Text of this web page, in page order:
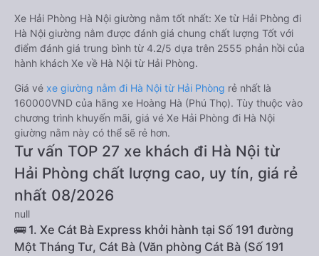
Xe Hải Phòng Hà Nội giường nằm tốt nhất: Xe từ Hải Phòng đi
Hà Nội giường nằm được đánh giá chung chất lượng Tốt với
điểm đánh giá trung bình từ 4.2/5 dựa trên 2555 phản hồi của
hành khách Xe về Hà Nội từ Hải Phòng.
Giá vé xe giường nằm đi Hà Nội từ Hải Phòng rẻ nhất là
160000VND của hãng xe Hoàng Hà (Phú Thọ). Tùy thuộc vào
chương trình khuyến mãi, giá vé Xe Hải Phòng đi Hà Nội
giường nằm này có thể sẽ rẻ hơn.
Tư vấn TOP 27 xe khách đi Hà Nội từ
Hải Phòng chất lượng cao, uy tín, giá rẻ
nhất 08/2026
null
🚌 1. Xe Cát Bà Express khởi hành tại Số 191 đường
Một Tháng Tư, Cát Bà (Văn phòng Cát Bà (Số 191